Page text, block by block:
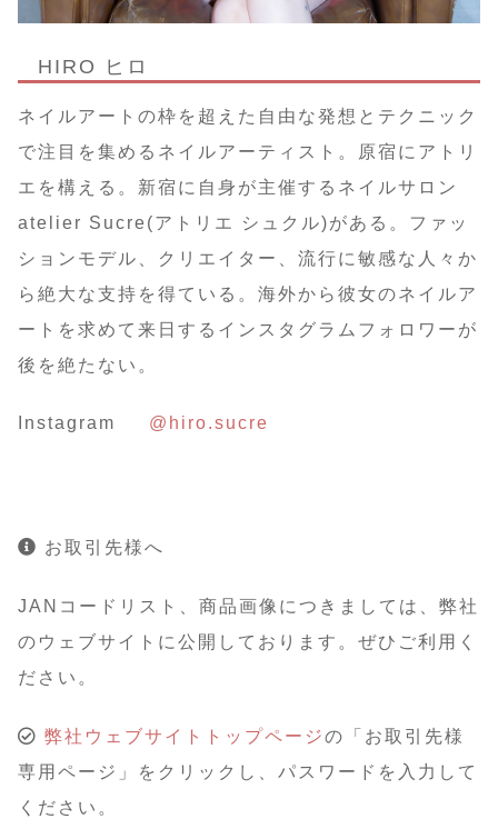
HIRO ヒロ
ネイルアートの枠を超えた自由な発想とテクニック
で注目を集めるネイルアーティスト。原宿にアトリ
エを構える。新宿に自身が主催するネイルサロン
atelier Sucre(アトリエ シュクル)がある。ファッ
ションモデル、クリエイター、流行に敏感な人々か
ら絶大な支持を得ている。海外から彼女のネイルア
ートを求めて来日するインスタグラムフォロワーが
後を絶たない。
Instagram @hiro.sucre
お取引先様へ
JANコードリスト、商品画像につきましては、弊社
のウェブサイトに公開しております。ぜひご利用く
ださい。
弊社ウェブサイトトップページの「お取引先様
専用ページ」をクリックし、パスワードを入力して
ください。